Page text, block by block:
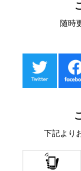
随時
下記より